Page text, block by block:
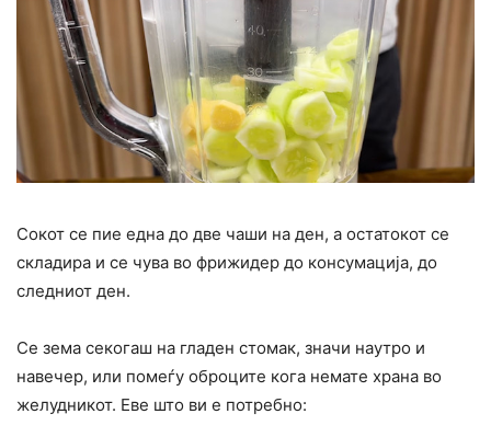
Сокот се пие една до две чаши на ден, а остатокот се
складира и се чува во фрижидер до конcyмација, до
следниот ден.
Се зема секогаш на гладен стомак, значи наутро и
навечер, или помеѓу оброците кога немате храна во
желудникот. Еве што ви е потребно: